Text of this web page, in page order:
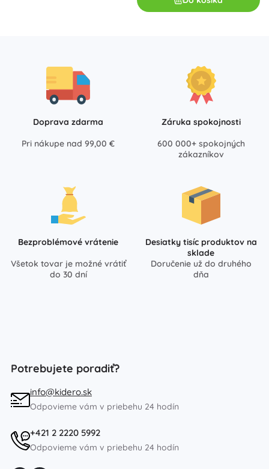
Doprava zdarma
Pri nákupe nad 99,00 €
Záruka spokojnosti
600 000+ spokojných
zákazníkov
Bezproblémové vrátenie
Všetok tovar je možné vrátiť
do 30 dní
Desiatky tisíc produktov na
sklade
Doručenie už do druhého
dňa
Potrebujete poradiť?
info@kidero.sk
Odpovieme vám v priebehu 24 hodín
+421 2 2220 5992
Odpovieme vám v priebehu 24 hodín